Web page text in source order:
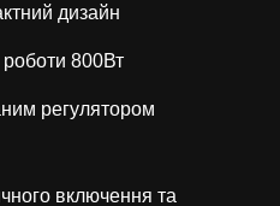
дизайн
роботи 800Вт
регулятором
включення та